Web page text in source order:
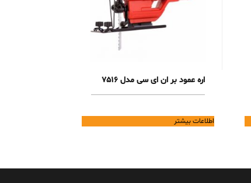
اره عمود بر ان ای سی مدل 7516
اطلاعات بیشتر